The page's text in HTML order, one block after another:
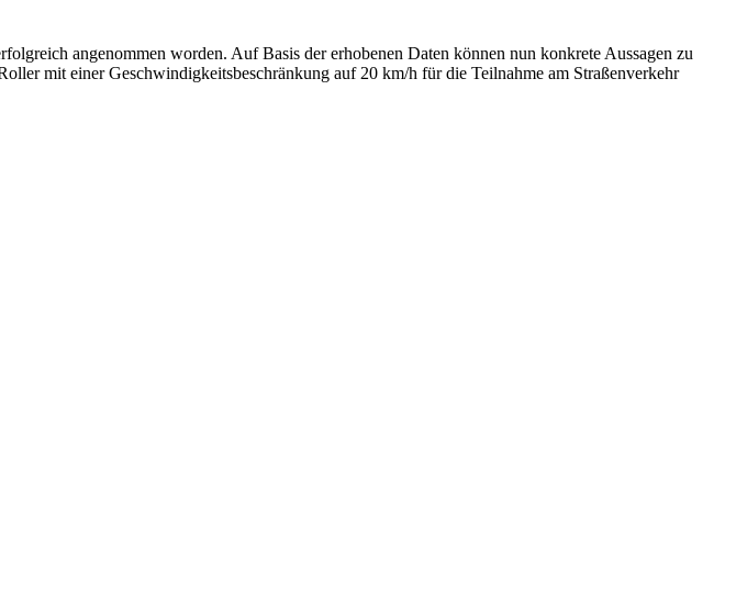
angenommen worden. Auf Basis der erhobenen Daten können nun konkrete Aussagen zu
mit einer Geschwindigkeitsbeschränkung auf 20 km/h für die Teilnahme am Straßenverkehr